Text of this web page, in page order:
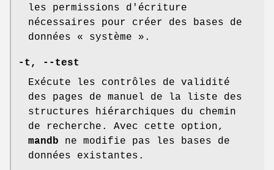
les permissions d'écriture
nécessaires pour créer des bases de
données « système ».
-t ,
--test
Exécute les contrôles de validité
des pages de manuel de la liste des
structures hiérarchiques du chemin
de recherche. Avec cette option,
mandb ne modifie pas les bases de
données existantes.